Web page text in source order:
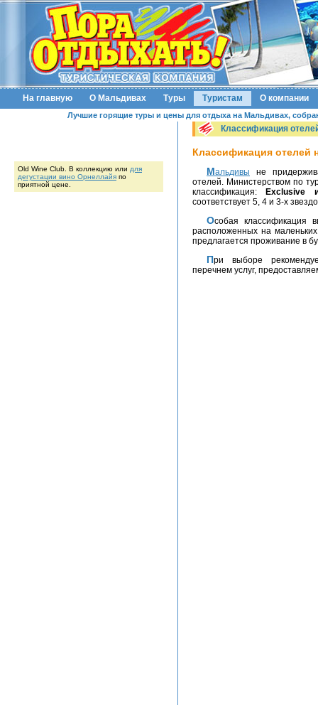
На главную О Мальдивах Туры Туристам О компании
Лучшие горящие туры и цены для отдыха на Мальдивах,
Old Wine Club. В коллекцию или для
дегустации вино Орнеллайя по
приятной цене.
Классификация
Классификация отелей
Мальдивы не
отелей. Министерством по
классификация:
Exclusive
соответствует 5, 4 и 3-х
Особая классификация введена из-за специфичности местных отелей,
расположенных на
предлагается проживание в
При выборе рекомендуем внимательно ознакомиться с конкретным
перечнем услуг,